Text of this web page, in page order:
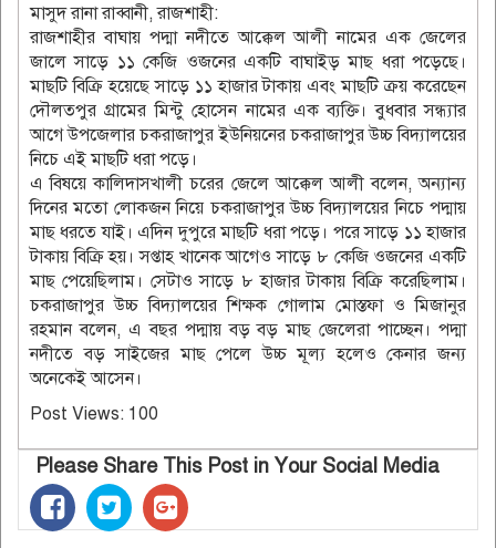
মাসুদ রানা রাব্বানী, রাজশাহী:
রাজশাহীর বাঘায় পদ্মা নদীতে আক্কেল আলী নামের এক জেলের
জালে সাড়ে ১১ কেজি ওজনের একটি বাঘাইড় মাছ ধরা পড়েছে।
মাছটি বিক্রি হয়েছে সাড়ে ১১ হাজার টাকায় এবং মাছটি ক্রয় করেছেন
দৌলতপুর গ্রামের মিন্টু হোসেন নামের এক ব্যক্তি। বুধবার সন্ধ্যার
আগে উপজেলার চকরাজাপুর ইউনিয়নের চকরাজাপুর উচ্চ বিদ্যালয়ের
নিচে এই মাছটি ধরা পড়ে।
এ বিষয়ে কালিদাসখালী চরের জেলে আক্কেল আলী বলেন, অন্যান্য
দিনের মতো লোকজন নিয়ে চকরাজাপুর উচ্চ বিদ্যালয়ের নিচে পদ্মায়
মাছ ধরতে যাই। এদিন দুপুরে মাছটি ধরা পড়ে। পরে সাড়ে ১১ হাজার
টাকায় বিক্রি হয়। সপ্তাহ খানেক আগেও সাড়ে ৮ কেজি ওজনের একটি
মাছ পেয়েছিলাম। সেটাও সাড়ে ৮ হাজার টাকায় বিক্রি করেছিলাম।
চকরাজাপুর উচ্চ বিদ্যালয়ের শিক্ষক গোলাম মোস্তফা ও মিজানুর
রহমান বলেন, এ বছর পদ্মায় বড় বড় মাছ জেলেরা পাচ্ছেন। পদ্মা
নদীতে বড় সাইজের মাছ পেলে উচ্চ মূল্য হলেও কেনার জন্য
অনেকেই আসেন।
Post Views: 100
Please Share This Post in Your Social Media